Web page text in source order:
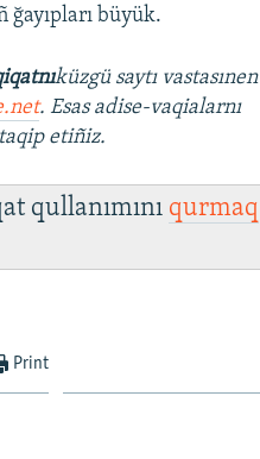
ğayıpları büyük.
küzgü saytı vastasınen
. Esas adise-vaqialarnı
etiñiz.
qullanımını qurmaq
Print